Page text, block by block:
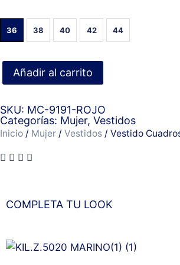
36 38 40 42 44
Añadir al carrito
SKU: MC-9191-ROJO
Categorías: Mujer, Vestidos
Inicio / Mujer / Vestidos / Vestido
COMPLETA TU LOOK